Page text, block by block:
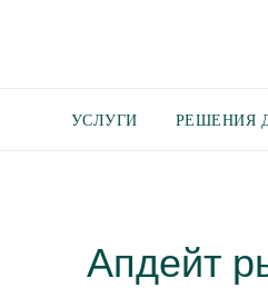
УСЛУГИ РЕШЕНИЯ
Апдейт